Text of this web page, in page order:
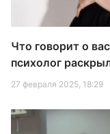
Что говорит о
психолог
27 февраля 2025, 18:29